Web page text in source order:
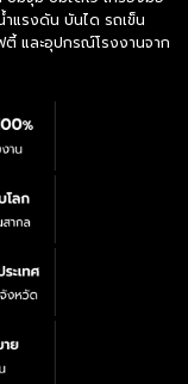
แรงดัน บันได รถเข็น
และอุปกรณ์โรงงานจาก